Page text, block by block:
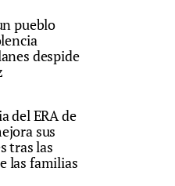
pueblo
despide
del ERA de
sus
tras las
las familias